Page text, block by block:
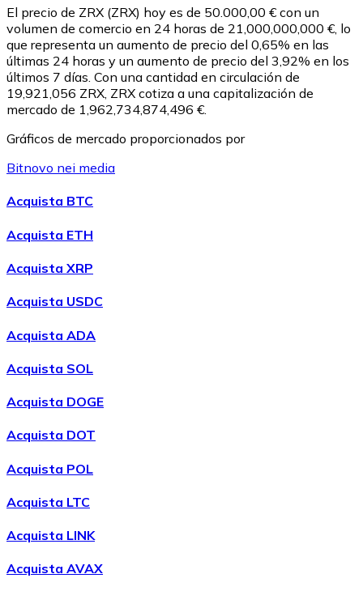
USDC
LTC
Buoni cripto
El precio de ZRX (ZRX) hoy es de 50.000,00 € con un
volumen de comercio en 24 horas de 21,000,000,000 €, lo
que representa un aumento de precio del 0,65% en las
últimas 24 horas y un aumento de precio del 3,92% en los
últimos 7 días. Con una cantidad en circulación de
19,921,056 ZRX, ZRX cotiza a una capitalización de
mercado de 1,962,734,874,496 €.
Gráficos de mercado proporcionados por
Bitnovo nei media
Acquista BTC
Acquista ETH
Acquista XRP
Acquista USDC
Acquista ADA
Acquista SOL
Acquista DOGE
Acquista DOT
Acquista POL
Acquista LTC
Acquista LINK
Acquista AVAX